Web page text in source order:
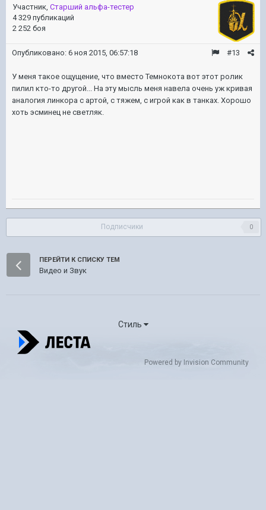
Участник, Старший альфа-тестер
4 329 публикаций
2 252 боя
#13
Опубликовано: 6 ноя 2015, 06:57:18
У меня такое ощущение, что вместо Темнокота вот этот ролик
пилил кто-то другой... На эту мысль меня навела очень уж кривая
аналогия линкора с артой, с тяжем, с игрой как в танках. Хорошо
хоть эсминец не светляк.
Подписчики 0
ПЕРЕЙТИ К СПИСКУ ТЕМ
Видео и Звук
Стиль
Powered by Invision Community